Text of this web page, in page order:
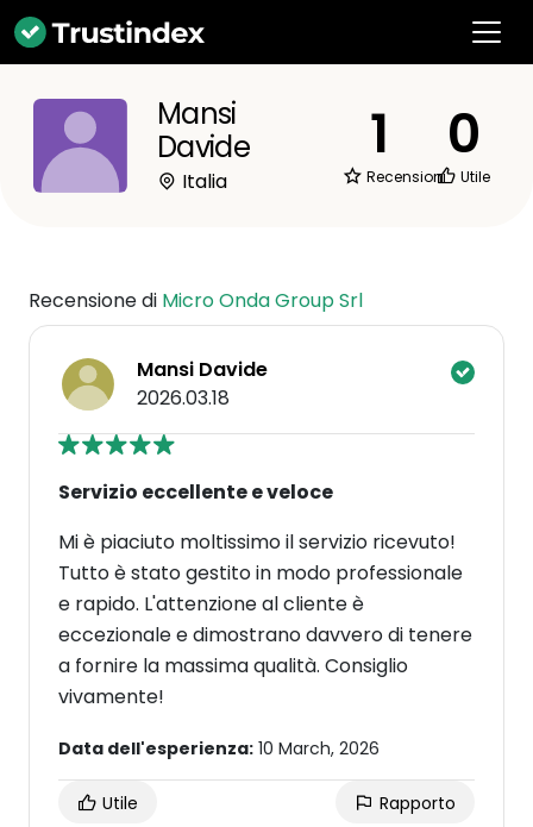
Mansi
Davide
Italia
1
Recensioni
0
Utile
Recensione di Micro Onda Group Srl
Mansi Davide
2026.03.18
Servizio eccellente e veloce
Mi è piaciuto moltissimo il servizio ricevuto!
Tutto è stato gestito in modo professionale
e rapido. L'attenzione al cliente è
eccezionale e dimostrano davvero di tenere
a fornire la massima qualità. Consiglio
vivamente!
Data dell'esperienza: 10 March, 2026
Utile Rapporto